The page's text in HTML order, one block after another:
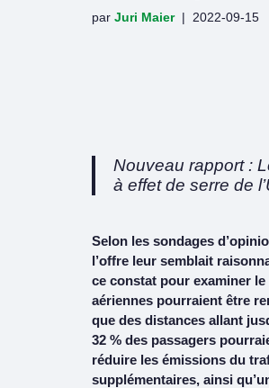
par Juri Maier 2022-09-15
Nouveau rapport :
à effet de serre de
Selon les sondages
l’offre leur semblait
ce constat pour examiner
aériennes pourraient être
que des distances allant
32 % des passagers
réduire les émissions du
supplémentaires, ainsi